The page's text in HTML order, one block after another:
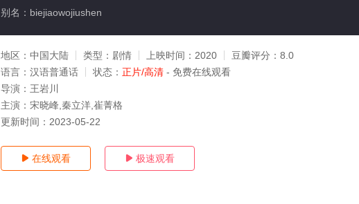
别名：biejiaowojiushen
地区： 中国大陆 类型： 剧情 上映时间： 2020 豆瓣评分： 8.0
语言： 汉语普通话 状态： 正片/高清 - 免费在线观看
导演： 王岩川
主演： 宋晓峰,秦立洋,崔菁格
更新时间： 2023-05-22
 在线观看  极速观看